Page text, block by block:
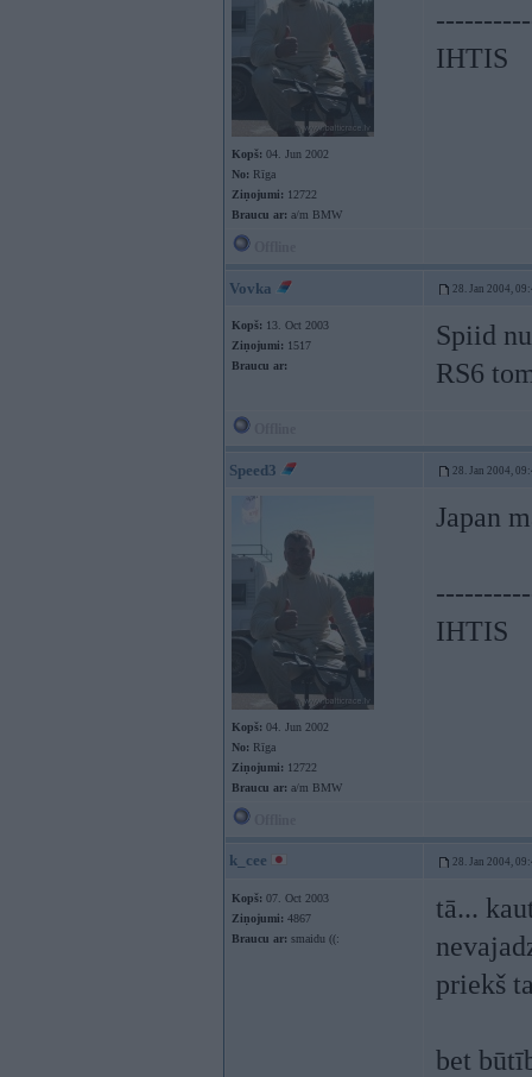
Kopš: 04. Jun 2002
No: Rīga
Ziņojumi: 12722
Braucu ar: a/m BMW
IHTIS
Vovka 28. Jan 2004,
Kopš: 13. Oct 2003
Ziņojumi: 1517
Braucu ar:
Spiid
RS6
Speed3 28. Jan 2004,
Kopš: 04. Jun 2002
No: Rīga
Ziņojumi: 12722
Braucu ar: a/m BMW
Japan
IHTIS
k_cee 28. Jan 2004,
Kopš: 07. Oct 2003
Ziņojumi: 4867
Braucu ar: smaidu ((:
tā...
priekš
bet